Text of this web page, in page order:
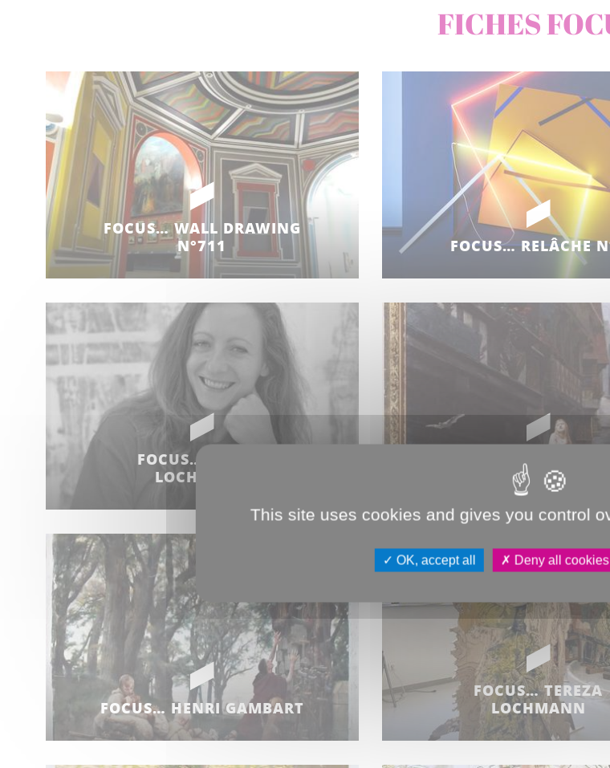
FICHES
FOCUS… WALL DRAWING
N°711
FOCUS… RELÂCHE
FOCUS… TEREZA
LOCHMANN
FOCUS … JULES
– LADY GODIVA
FOCUS… HENRI GAMBART
FOCUS… TEREZA
LOCHMANN
This site uses cookies and gives you control
OK, accept all Deny all cookies